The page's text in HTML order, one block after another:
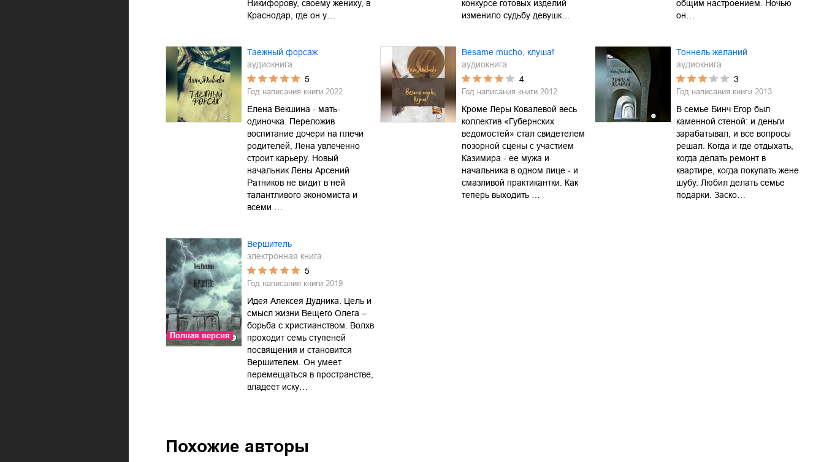
Никифорову, своему жениху, в
Краснодар, где он у…
конкурсе готовых изделий
изменило судьбу девушк…
общим настроением. Ночью
он…
Таежный форсаж
аудиокнига
5
Год написания книги 2022
Елена Векшина - мать-
одиночка. Переложив
воспитание дочери на плечи
родителей, Лена увлеченно
строит карьеру. Новый
начальник Лены Арсений
Ратников не видит в ней
талантливого экономиста и
всеми …
Besame mucho, клуша!
аудиокнига
4
Год написания книги 2012
Кроме Леры Ковалевой весь
коллектив «Губернских
ведомостей» стал свидетелем
позорной сцены с участием
Казимира - ее мужа и
начальника в одном лице - и
смазливой практикантки. Как
теперь выходить …
Тоннель желаний
аудиокнига
3
Год написания книги 2013
В семье Бинч Егор был
каменной стеной: и деньги
зарабатывал, и все вопросы
решал. Когда и где отдыхать,
когда делать ремонт в
квартире, когда покупать жене
шубу. Любил делать семье
подарки. Заско…
Полная версия
Вершитель
электронная книга
5
Год написания книги 2019
Идея Алексея Дудника. Цель и
смысл жизни Вещего Олега –
борьба с христианством. Волхв
проходит семь ступеней
посвящения и становится
Вершителем. Он умеет
перемещаться в пространстве,
владеет иску…
Похожие авторы